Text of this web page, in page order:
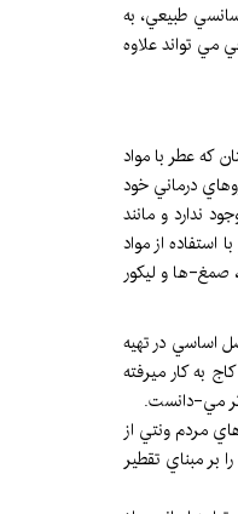
طبيعي، به
مي تواند علاوه
كه عطر با مواد
درماني خود
ندارد و مانند
از مواد
صمغ-ها و ليكور
اساسي در تهيه
به كار میرفته
مي-دانست.
مردم ونتي از
مبناي تقطير